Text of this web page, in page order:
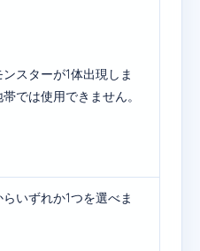
スターが1体出現しま
では使用できません。
いずれか1つを選べま